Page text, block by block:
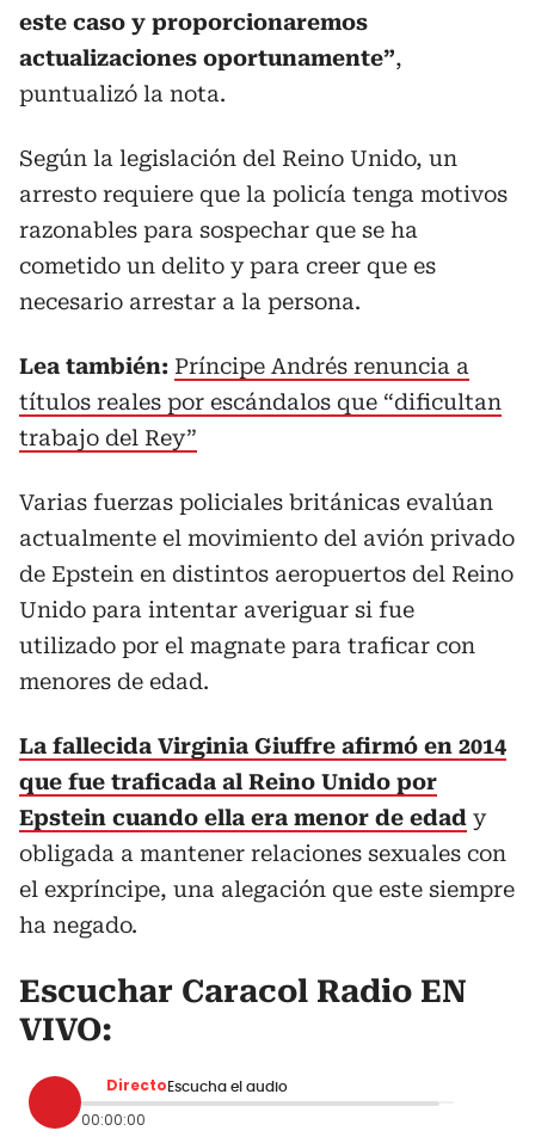
este caso y proporcionaremos
actualizaciones oportunamente”,
puntualizó la nota.
Según la legislación del Reino Unido, un
arresto requiere que la policía tenga motivos
razonables para sospechar que se ha
cometido un delito y para creer que es
necesario arrestar a la persona.
Lea también: Príncipe Andrés renuncia a
títulos reales por escándalos que “dificultan
trabajo del Rey”
Varias fuerzas policiales británicas evalúan
actualmente el movimiento del avión privado
de Epstein en distintos aeropuertos del Reino
Unido para intentar averiguar si fue
utilizado por el magnate para traficar con
menores de edad.
La fallecida Virginia Giuffre afirmó en 2014
que fue traficada al Reino Unido por
Epstein cuando ella era menor de edad y
obligada a mantener relaciones sexuales con
el expríncipe, una alegación que este siempre
ha negado.
Escuchar Caracol Radio EN
VIVO:
Directo Escucha el audio
00:00:00